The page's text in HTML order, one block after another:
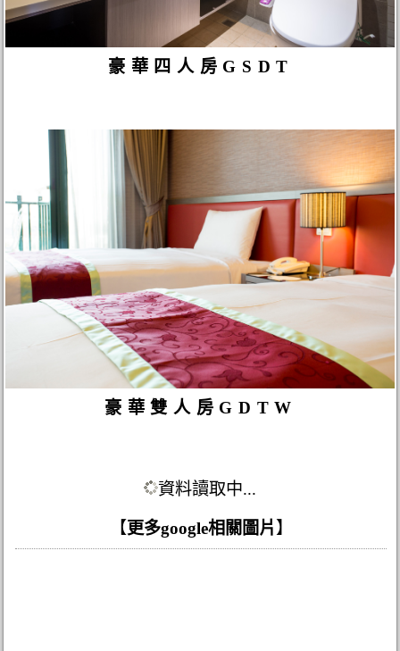
豪華四人房GSDT
豪華雙人房GDTW
資料讀取中...
【更多google相關圖片】